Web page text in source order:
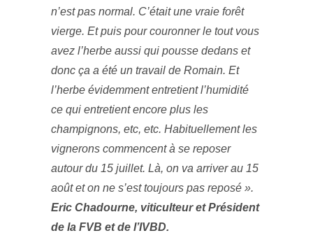
n’est pas normal. C’était une vraie forêt
vierge. Et puis pour couronner le tout vous
avez l’herbe aussi qui pousse dedans et
donc ça a été un travail de Romain. Et
l’herbe évidemment entretient l’humidité
ce qui entretient encore plus les
champignons, etc, etc. Habituellement les
vignerons commencent à se reposer
autour du 15 juillet. Là, on va arriver au 15
août et on ne s’est toujours pas reposé ».
Eric Chadourne, viticulteur et Président
de la FVB et de l’IVBD.